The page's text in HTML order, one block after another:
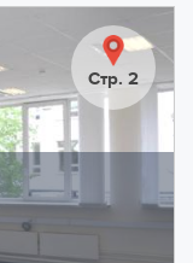
125,8
Выполнена
-
отделка типа
ставку.
и
Стр. 2